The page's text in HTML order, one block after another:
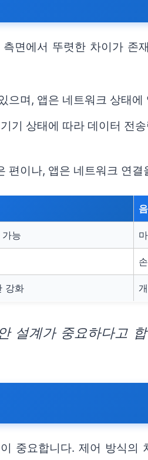
면에서 뚜렷한 차이가 존
으며, 앱은 네트워크 상태
기 상태에 따라 데이터 전
이나, 앱은 네트워크 연
능
강화
설계가 중요하다고
중요합니다. 제어 방식의